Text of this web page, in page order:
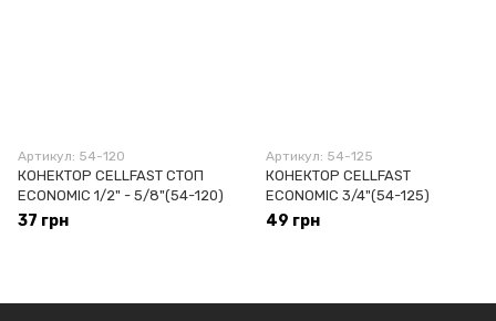
Артикул: 54-120
КОНЕКТОР CELLFAST СТОП
ECONOMIC 1/2" - 5/8"(54-120)
37 грн
Артикул: 54-125
КОНЕКТОР CELLFAST
ECONOMIC 3/4"(54-125)
49 грн